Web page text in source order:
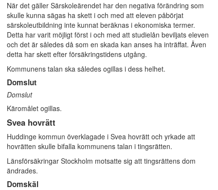
När det gäller Särskoleärendet har den negativa förändring som
skulle kunna sägas ha skett i och med att eleven påbörjat
särskoleutbildning inte kunnat beräknas i ekonomiska termer.
Detta har varit möjligt först i och med att studielån beviljats eleven
och det är således då som en skada kan anses ha inträffat. Även
detta har skett efter försäkringstidens utgång.
Kommunens talan ska således ogillas i dess helhet.
Domslut
Domslut
Käromålet ogillas.
Svea hovrätt
Huddinge kommun överklagade i Svea hovrätt och yrkade att
hovrätten skulle bifalla kommunens talan i tingsrätten.
Länsförsäkringar Stockholm motsatte sig att tingsrättens dom
ändrades.
Domskäl